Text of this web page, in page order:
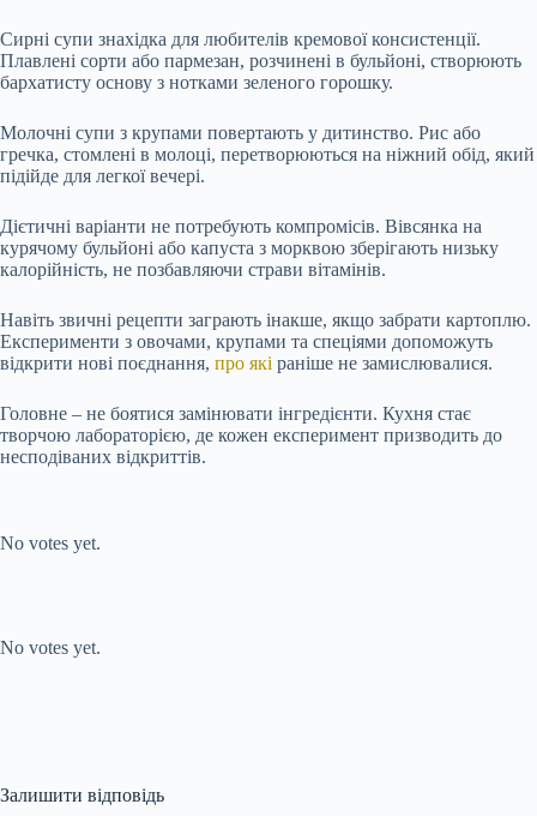
Сирні супи знахідка для любителів кремової консистенції.
Плавлені сорти або пармезан, розчинені в бульйоні, створюють
бархатисту основу з нотками зеленого горошку.
Молочні супи з крупами повертають у дитинство. Рис або
гречка, стомлені в молоці, перетворюються на ніжний обід, який
підійде для легкої вечері.
Дієтичні варіанти не потребують компромісів. Вівсянка на
курячому бульйоні або капуста з морквою зберігають низьку
калорійність, не позбавляючи страви вітамінів.
Навіть звичні рецепти заграють інакше, якщо забрати картоплю.
Експерименти з овочами, крупами та спеціями допоможуть
відкрити нові поєднання, про які раніше не замислювалися.
Головне – не боятися замінювати інгредієнти. Кухня стає
творчою лабораторією, де кожен експеримент призводить до
несподіваних відкриттів.
No votes yet.
No votes yet.
Залишити відповідь